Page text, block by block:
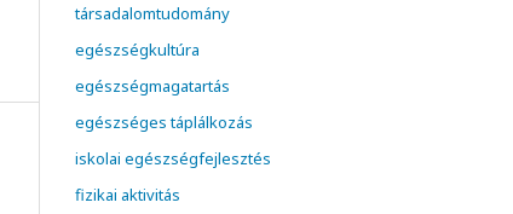
társadalomtudomány
egészségkultúra
egészségmagatartás
egészséges táplálkozás
iskolai egészségfejlesztés
fizikai aktivitás